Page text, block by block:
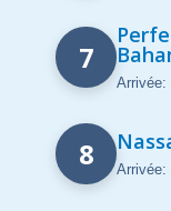
7
Arrivée:
8 Arrivée: